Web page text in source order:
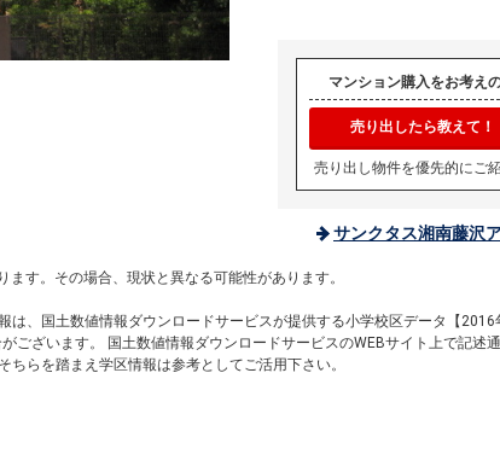
マンション購入をお考え
売り出したら教えて！
売り出し物件を優先的にご
サンクタス湘南藤沢
す。その場合、現状と異なる可能性があります。
は、国土数値情報ダウンロードサービスが提供する小学校区データ【
ございます。 国土数値情報ダウンロードサービスのWEBサイト上で記述
らを踏まえ学区情報は参考としてご活用下さい。